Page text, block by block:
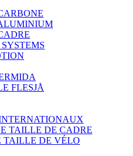
FLESJÅ
TAILLE DE CADRE
TAILLE DE VÉLO